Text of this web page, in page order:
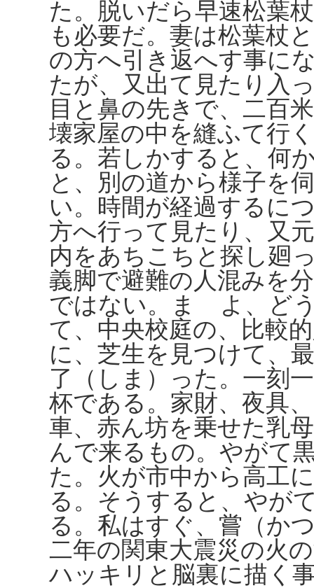
た。脱いだら早速松葉
も必要だ。妻は松葉杖
の方へ引き返へす事に
たが、又出て見たり入
目と鼻の先きで、二百
壊家屋の中を縫ふて行
る。若しかすると、何
と、別の道から様子を
い。時間が経過するに
方へ行って見たり、又
内をあちこちと探し廻
義脚で避難の人混みを
ではない。まゝよ、ど
て、中央校庭の、比較
に、芝生を見つけて、
了（しま）った。一刻
杯である。家財、夜具
車、赤ん坊を乗せた乳
んで来るもの。やがて
た。火が市中から高工
る。そうすると、やが
る。私はすぐ、嘗（か
二年の関東大震災の火
ハッキリと脳裏に描く